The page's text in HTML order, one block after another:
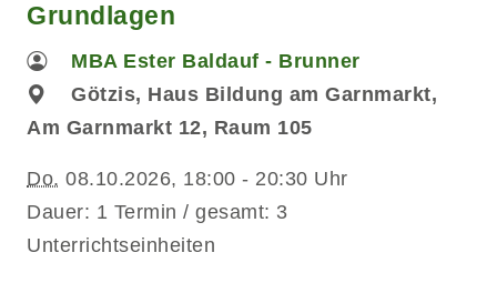
Grundlagen
MBA Ester Baldauf - Brunner
Götzis, Haus Bildung am Garnmarkt,
Am Garnmarkt 12, Raum 105
Do. 08.10.2026, 18:00 - 20:30 Uhr
Dauer: 1 Termin / gesamt: 3
Unterrichtseinheiten